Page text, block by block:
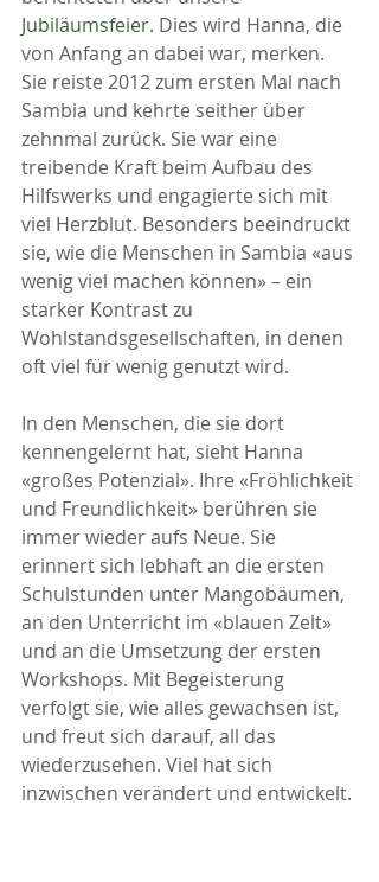
Jubiläumsfeier. Dies wird Hanna, die
von Anfang an dabei war, merken.
Sie reiste 2012 zum ersten Mal nach
Sambia und kehrte seither über
zehnmal zurück. Sie war eine
treibende Kraft beim Aufbau des
Hilfswerks und engagierte sich mit
viel Herzblut. Besonders beeindruckt
sie, wie die Menschen in Sambia «aus
wenig viel machen können» – ein
starker Kontrast zu
Wohlstandsgesellschaften, in denen
oft viel für wenig genutzt wird.
In den Menschen, die sie dort
kennengelernt hat, sieht Hanna
«großes Potenzial». Ihre «Fröhlichkeit
und Freundlichkeit» berühren sie
immer wieder aufs Neue. Sie
erinnert sich lebhaft an die ersten
Schulstunden unter Mangobäumen,
an den Unterricht im «blauen Zelt»
und an die Umsetzung der ersten
Workshops. Mit Begeisterung
verfolgt sie, wie alles gewachsen ist,
und freut sich darauf, all das
wiederzusehen. Viel hat sich
inzwischen verändert und entwickelt.